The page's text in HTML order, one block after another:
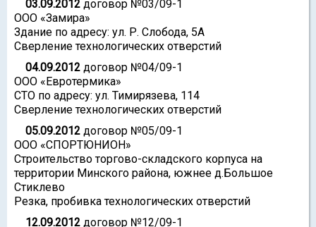
03.09.2012 договор №03/09-1
ООО «Замира»
Здание по адресу: ул. Р. Слобода, 5А
Сверление технологических отверстий
04.09.2012 договор №04/09-1
ООО «Евротермика»
СТО по адресу: ул. Тимирязева, 114
Сверление технологических отверстий
05.09.2012 договор №05/09-1
ООО «СПОРТЮНИОН»
Строительство торгово-складского корпуса на
территории Минского района, южнее д.Большое
Стиклево
Резка, пробивка технологических отверстий
12.09.2012 договор №12/09-1